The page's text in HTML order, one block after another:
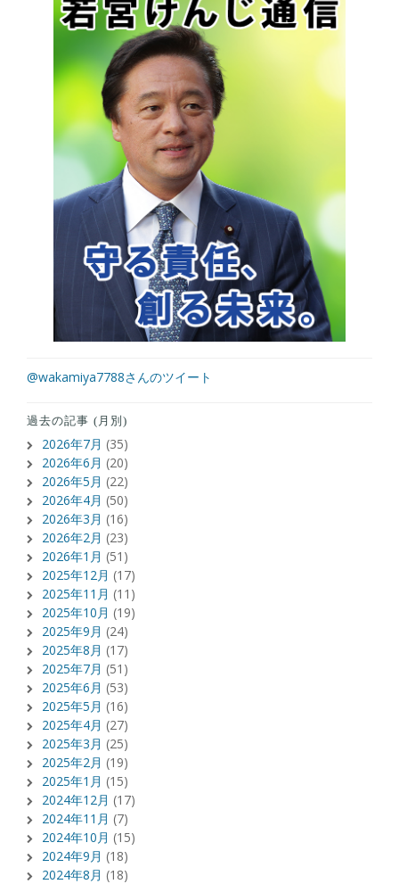
@wakamiya7788さんのツイート
過去の記事 (月別)
2026年7月 (35)
2026年6月 (20)
2026年5月 (22)
2026年4月 (50)
2026年3月 (16)
2026年2月 (23)
2026年1月 (51)
2025年12月 (17)
2025年11月 (11)
2025年10月 (19)
2025年9月 (24)
2025年8月 (17)
2025年7月 (51)
2025年6月 (53)
2025年5月 (16)
2025年4月 (27)
2025年3月 (25)
2025年2月 (19)
2025年1月 (15)
2024年12月 (17)
2024年11月 (7)
2024年10月 (15)
2024年9月 (18)
2024年8月 (18)